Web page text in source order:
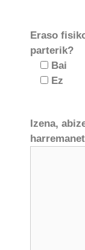
Eraso
parterik?
Bai
Ez
Izena,